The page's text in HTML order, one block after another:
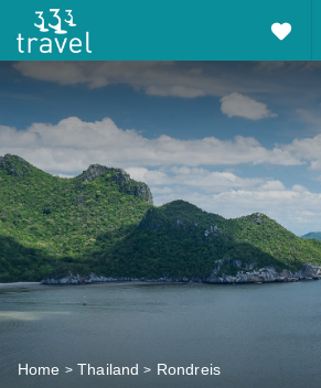
Home Thailand Rondreis